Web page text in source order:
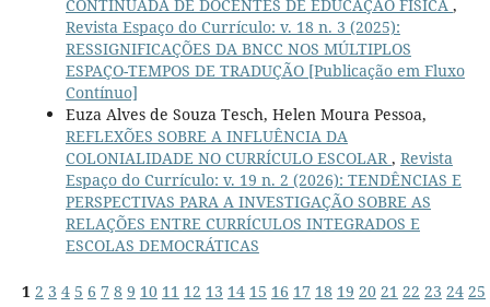
CONTINUADA DE DOCENTES DE EDUCAÇÃO FÍSICA ,
Revista Espaço do Currículo: v. 18 n. 3 (2025):
RESSIGNIFICAÇÕES DA BNCC NOS MÚLTIPLOS
ESPAÇO-TEMPOS DE TRADUÇÃO [Publicação em Fluxo
Contínuo]
Euza Alves de Souza Tesch, Helen Moura Pessoa,
REFLEXÕES SOBRE A INFLUÊNCIA DA
COLONIALIDADE NO CURRÍCULO ESCOLAR , Revista
Espaço do Currículo: v. 19 n. 2 (2026): TENDÊNCIAS E
PERSPECTIVAS PARA A INVESTIGAÇÃO SOBRE AS
RELAÇÕES ENTRE CURRÍCULOS INTEGRADOS E
ESCOLAS DEMOCRÁTICAS
1 2 3 4 5 6 7 8 9 10 11 12 13 14 15 16 17 18 19 20 21 22 23 24 25